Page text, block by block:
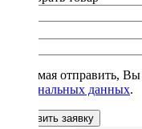
Нажимая отправить, Вы
персональных данных.
Оставить заявку